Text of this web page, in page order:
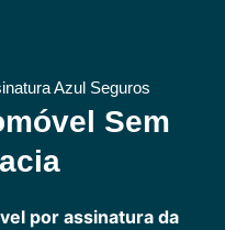
Azul Seguros
Sem
por assinatura da